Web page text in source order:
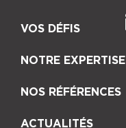
VOS DÉFIS
NOTRE EXPERTISE
NOS RÉFÉRENCES
ACTUALITÉS